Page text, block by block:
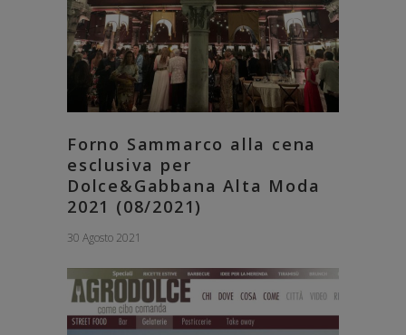
Forno Sammarco alla cena
esclusiva per
Dolce&Gabbana Alta Moda
2021 (08/2021)
30 Agosto 2021